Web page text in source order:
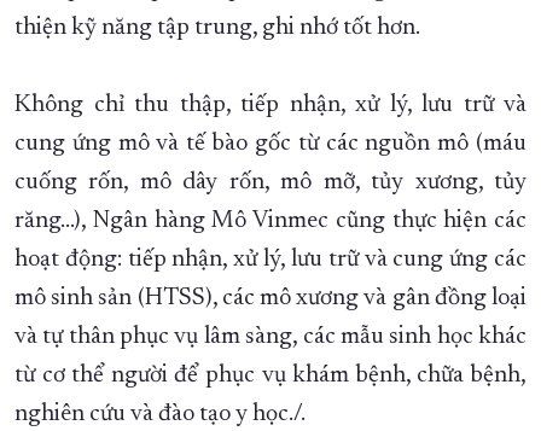
thiện kỹ năng tập trung, ghi nhớ tốt hơn.
Không chỉ thu thập, tiếp nhận, xử lý, lưu trữ và
cung ứng mô và tế bào gốc từ các nguồn mô (máu
cuống rốn, mô dây rốn, mô mỡ, tủy xương, tủy
răng...), Ngân hàng Mô Vinmec cũng thực hiện các
hoạt động: tiếp nhận, xử lý, lưu trữ và cung ứng các
mô sinh sản (HTSS), các mô xương và gân đồng loại
và tự thân phục vụ lâm sàng, các mẫu sinh học khác
từ cơ thể người để phục vụ khám bệnh, chữa bệnh,
nghiên cứu và đào tạo y học./.